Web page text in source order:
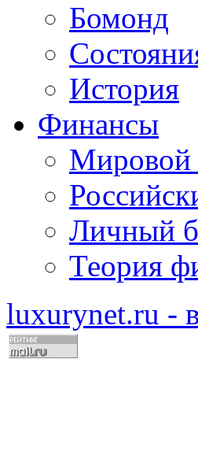
Бомонд
История
Финансы
Мировой
Личный
Теория
luxurynet.ru -